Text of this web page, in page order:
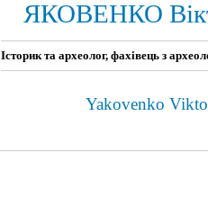
ЯКОВЕНКО
Історик та археолог, фахівець з
Yakovenko